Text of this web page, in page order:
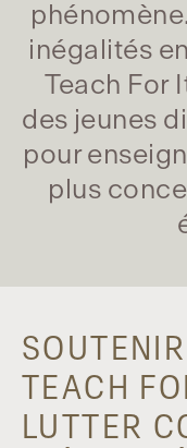
inégalités
Teach For
des jeunes
pour
plus
TEACH
LUTTER